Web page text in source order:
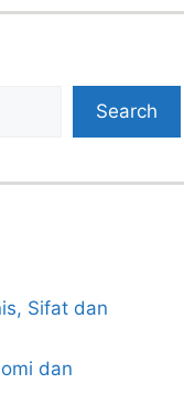
Search
Sifat dan
dan